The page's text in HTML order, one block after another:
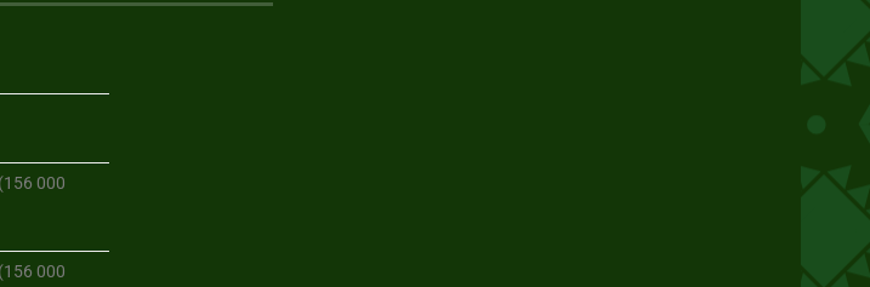
000
000